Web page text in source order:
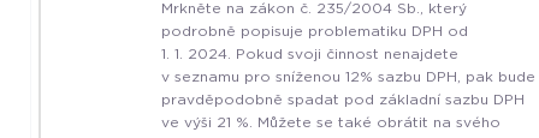
Mrkněte na zákon č. 235/2004 Sb., který
podrobně popisuje problematiku DPH od
1. 1. 2024. Pokud svoji činnost nenajdete
v seznamu pro sníženou 12% sazbu DPH, pak bude
pravděpodobně spadat pod základní sazbu DPH
ve výši 21 %. Můžete se také obrátit na svého